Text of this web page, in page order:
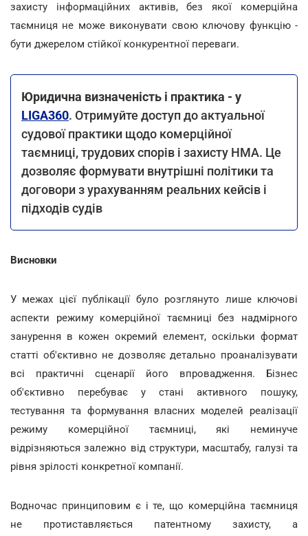
захисту інформаційних активів, без якої комерційна
таємниця не може виконувати свою ключову функцію -
бути джерелом стійкої конкурентної переваги.
Юридична визначеність і практика - у
LIGA360. Отримуйте доступ до актуальної
судової практики щодо комерційної
таємниці, трудових спорів і захисту НМА. Це
дозволяє формувати внутрішні політики та
договори з урахуванням реальних кейсів і
підходів судів
Висновки
У межах цієї публікації було розглянуто лише ключові
аспекти режиму комерційної таємниці без надмірного
занурення в кожен окремий елемент, оскільки формат
статті об'єктивно не дозволяє детально проаналізувати
всі практичні сценарії його впровадження. Бізнес
об'єктивно перебуває у стані активного пошуку,
тестування та формування власних моделей реалізації
режиму комерційної таємниці, які неминуче
відрізняються залежно від структури, масштабу, галузі та
рівня зрілості конкретної компанії.
Водночас принциповим є і те, що комерційна таємниця
не протиставляється патентному захисту, а